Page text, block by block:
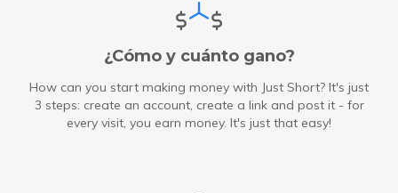
¿Cómo y cuánto gano?
How can you start making money with Just Short? It's just
3 steps: create an account, create a link and post it - for
every visit, you earn money. It's just that easy!